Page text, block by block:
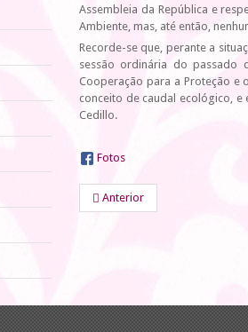
Assembleia da República e
Ambiente, mas, até então,
Recorde-se que, perante a
sessão ordinária do passado
Cooperação para a Proteção e
conceito de caudal ecológico, e
Cedillo.
Fotos
Anterior